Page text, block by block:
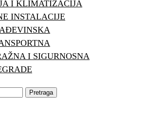
I KLIMATIZACIJA
INSTALACIJE
I SIGURNOSNA